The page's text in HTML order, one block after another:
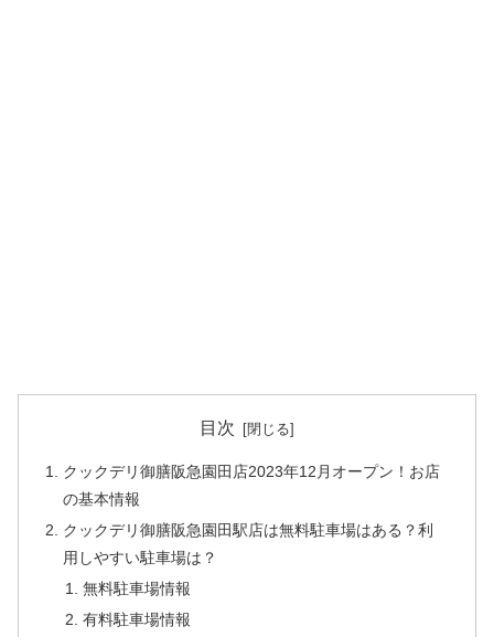
目次
クックデリ御膳阪急園田店2023年12月オープン！お店
の基本情報
クックデリ御膳阪急園田駅店は無料駐車場はある？利
用しやすい駐車場は？
無料駐車場情報
有料駐車場情報